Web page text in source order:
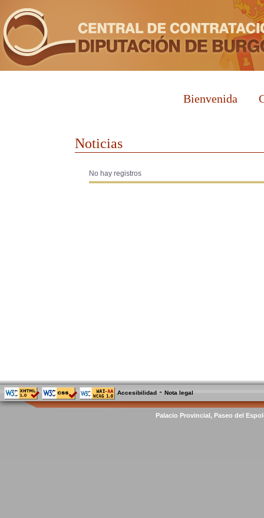
Bienvenida
Noticias
No hay registros
Accesibilidad -Nota legal
Palacio Provincial, Paseo del